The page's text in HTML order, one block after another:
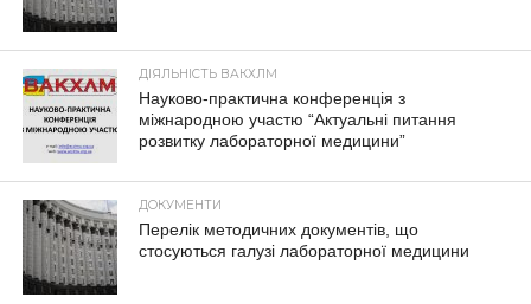
ДІЯЛЬНІСТЬ ВАКХЛМ
Науково-практична конференція з
міжнародною участю “Актуальні питання
розвитку лабораторної медицини”
ДОКУМЕНТИ
Перелік методичних документів, що
стосуються галузі лабораторної медицини